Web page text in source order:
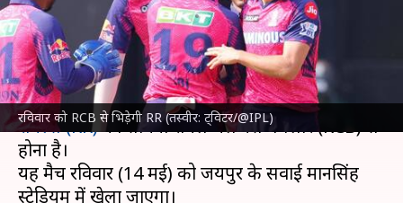
रविवार को RCB से भिड़ेगी RR (तस्वीर: ट्विटर/@IPL)
लेखन अंकित पसबोला May 14, 2023 07:30 am
क्या है खबर?
इंडियन प्रीमियर लीग (IPL)2023 के 60वें मैच मेंराजस्थान
रॉयल्स (RR)का सामना रॉयल चैलेंजर्स बैंगलोर (RCB) से
होना है।
यह मैच रविवार (14 मई) को जयपुर के सवाई मानसिंह
स्टेडियम में खेला जाएगा।